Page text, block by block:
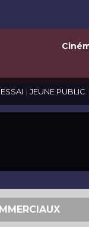
| JEUNE PUBLIC